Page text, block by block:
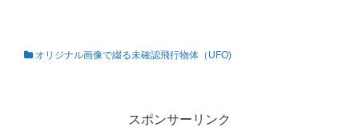
オリジナル画像で綴る未確認飛行物体（UFO)
スポンサーリンク